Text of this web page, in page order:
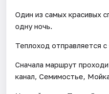
Один из самых красивых
одну ночь.
Теплоход отправляется
Сначала маршрут
канал, Семимостье,